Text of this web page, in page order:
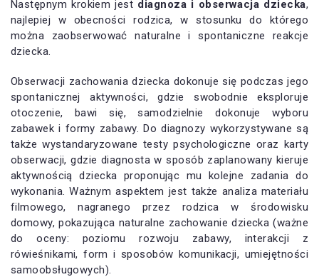
Następnym krokiem jest diagnoza i obserwacja dziecka,
najlepiej w obecności rodzica, w stosunku do którego
można zaobserwować naturalne i spontaniczne reakcje
dziecka.
Obserwacji zachowania dziecka dokonuje się podczas jego
spontanicznej aktywności, gdzie swobodnie eksploruje
otoczenie, bawi się, samodzielnie dokonuje wyboru
zabawek i formy zabawy. Do diagnozy wykorzystywane są
także wystandaryzowane testy psychologiczne oraz karty
obserwacji, gdzie diagnosta w sposób zaplanowany kieruje
aktywnością dziecka proponując mu kolejne zadania do
wykonania. Ważnym aspektem jest także analiza materiału
filmowego, nagranego przez rodzica w środowisku
domowy, pokazująca naturalne zachowanie dziecka (ważne
do oceny: poziomu rozwoju zabawy, interakcji z
rówieśnikami, form i sposobów komunikacji, umiejętności
samoobsługowych).